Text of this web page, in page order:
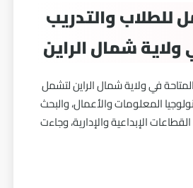
للطلاب والتدريب
شمال الراين
في ولاية شمال الراين لتشمل
المعلومات والأعمال، والبحث
الإبداعية والإدارية، وجاءت